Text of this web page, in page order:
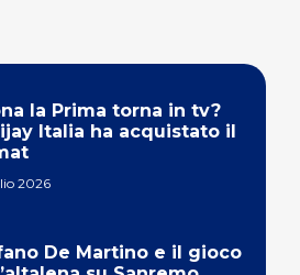
la Prima torna in tv?
Italia ha acquistato il
2026
De Martino e il gioco